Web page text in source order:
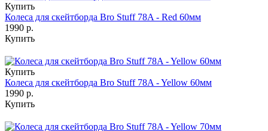
Купить
Колеса для скейтборда Bro Stuff 78A - Red 60мм
1990 р.
Купить
Купить
Колеса для скейтборда Bro Stuff 78A - Yellow 60мм
1990 р.
Купить